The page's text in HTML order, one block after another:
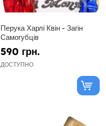
Перука Харлі Квін - Загін
Самогубців
590 грн.
ДОСТУПНО